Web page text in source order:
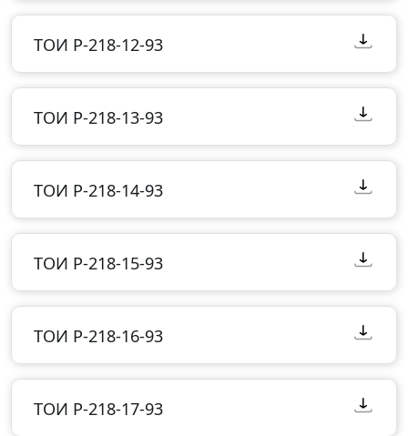
ТОИ Р-218-12-93
ТОИ Р-218-13-93
ТОИ Р-218-14-93
ТОИ Р-218-15-93
ТОИ Р-218-16-93
ТОИ Р-218-17-93